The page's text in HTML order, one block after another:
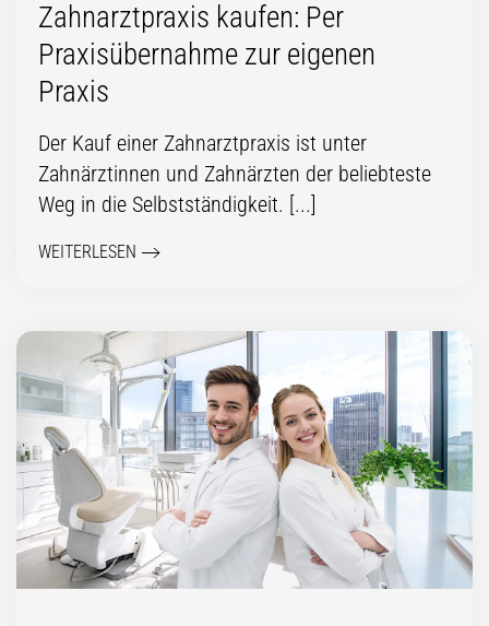
Zahnarztpraxis kaufen: Per
Praxisübernahme zur eigenen
Praxis
Der Kauf einer Zahnarztpraxis ist unter
Zahnärztinnen und Zahnärzten der beliebteste
Weg in die Selbstständigkeit. [...]
WEITERLESEN